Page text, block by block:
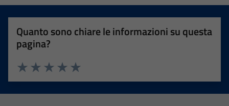
Quanto sono chiare le informazioni su questa
pagina?
Valuta 5 stelle su 5
Valuta 4 stelle su 5
Valuta 3 stelle su 5
Valuta 2 stelle su 5
Valuta 1 stelle su 5